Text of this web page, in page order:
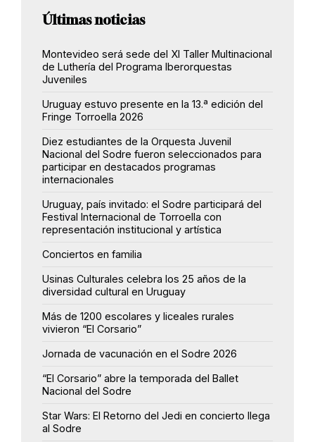
Últimas noticias
Montevideo será sede del XI Taller Multinacional
de Luthería del Programa Iberorquestas
Juveniles
Uruguay estuvo presente en la 13.ª edición del
Fringe Torroella 2026
Diez estudiantes de la Orquesta Juvenil
Nacional del Sodre fueron seleccionados para
participar en destacados programas
internacionales
Uruguay, país invitado: el Sodre participará del
Festival Internacional de Torroella con
representación institucional y artística
Conciertos en familia
Usinas Culturales celebra los 25 años de la
diversidad cultural en Uruguay
Más de 1200 escolares y liceales rurales
vivieron “El Corsario”
Jornada de vacunación en el Sodre 2026
“El Corsario” abre la temporada del Ballet
Nacional del Sodre
Star Wars: El Retorno del Jedi en concierto llega
al Sodre